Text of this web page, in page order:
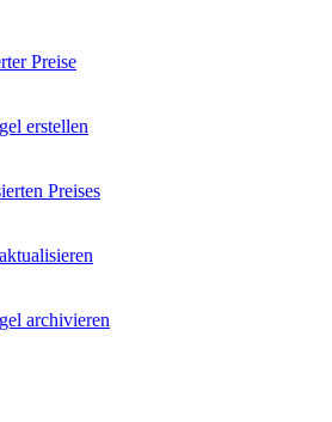
Preise
erstellen
Preises
archivieren